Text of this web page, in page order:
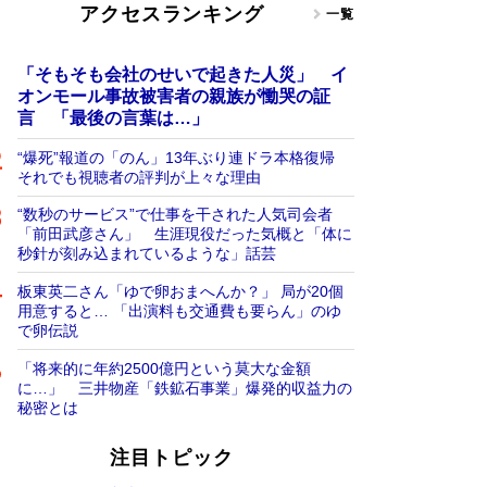
アクセスランキング 一覧
「そもそも会社のせいで起きた人災」 イ
オンモール事故被害者の親族が慟哭の証
言 「最後の言葉は…」
“爆死”報道の「のん」13年ぶり連ドラ本格復帰
それでも視聴者の評判が上々な理由
“数秒のサービス”で仕事を干された人気司会者
「前田武彦さん」 生涯現役だった気概と「体に
秒針が刻み込まれているような」話芸
板東英二さん「ゆで卵おまへんか？」 局が20個
用意すると… 「出演料も交通費も要らん」のゆ
で卵伝説
「将来的に年約2500億円という莫大な金額
に…」 三井物産「鉄鉱石事業」爆発的収益力の
秘密とは
注目トピック